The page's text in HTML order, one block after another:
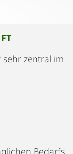
zentral im
Bedarfs